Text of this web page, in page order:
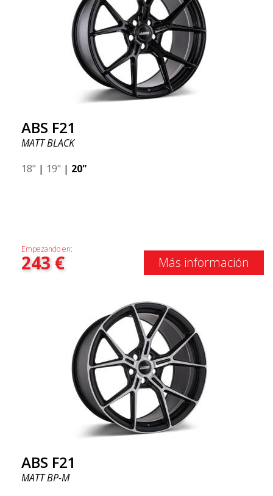
ABS F21
MATT BLACK
18" | 19" | 20"
Empezando en:
243€ Más información
ABS F21
MATT BP-M